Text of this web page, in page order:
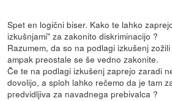
Spet en logični biser. Kako te lahko
izkušnjami" za zakonito diskriminacijo ?
Razumem, da so na podlagi izkušenj
ampak preostale se še vedno zakonite.
Če te na podlagi izkušenj zaprejo zaradi
dovolijo, a sploh lahko rečemo da je tam
predvidljiva za navadnega prebivalca ?